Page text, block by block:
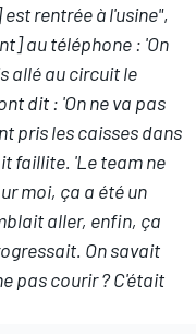
rentrée à l'usine",
au téléphone : 'On
allé au circuit le
dit : 'On ne va pas
pris les caisses dans
faillite. 'Le team ne
moi, ça a été un
aller, enfin, ça
On savait
pas courir ? C'était